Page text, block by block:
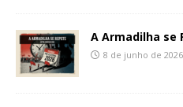
A Armadilha se
8 de junho de 2026